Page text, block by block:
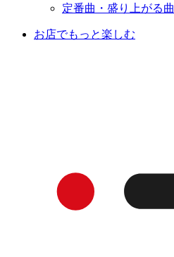
定番曲・盛り上がる曲
お店でもっと楽しむ